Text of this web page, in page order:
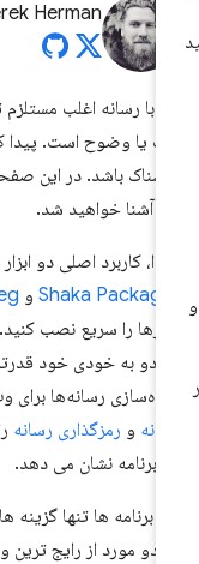
Derek Herman
با رسانه اغلب مستلزم
یا وضوح است. پیدا کردن
باشد. در این صفحه
آشنا خواهید شد.
کاربرد اصلی دو
Shakaو
را سریع نصب کنید.
دو به خودی خود قدرتمند و
رسانه‌ها برای
ورمزگذاری رسانهرا
برنامه نشان می دهد.
برنامه ها تنها گزینه
دو مورد از رایج ترین و